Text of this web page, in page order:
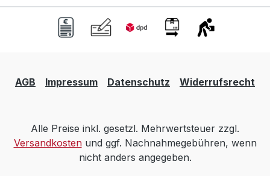
AGB Impressum Datenschutz Widerrufsrecht
Alle Preise inkl. gesetzl. Mehrwertsteuer zzgl.
Versandkostenund ggf. Nachnahmegebühren, wenn
nicht anders angegeben.